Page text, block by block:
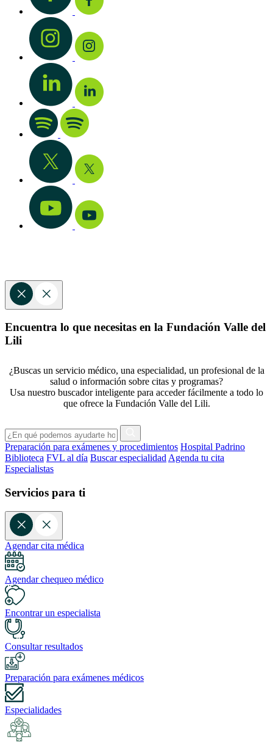
Encuentra lo que necesitas en la Fundación Valle del
Lili
¿Buscas un servicio médico, una especialidad, un profesional de la
salud o información sobre citas y programas?
Usa nuestro buscador inteligente para acceder fácilmente a todo lo
que ofrece la Fundación Valle del Lili.
Preparación para exámenes y procedimientos Hospital Padrino
Biblioteca FVL al día Buscar especialidad Agenda tu cita
Especialistas
Servicios para ti
Agendar cita médica
Agendar chequeo médico
Encontrar un especialista
Consultar resultados
Preparación para exámenes médicos
Especialidades